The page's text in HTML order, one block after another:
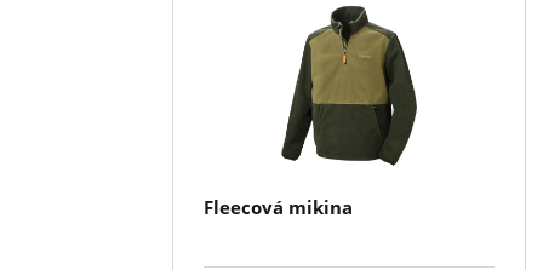
Fleecová mikina